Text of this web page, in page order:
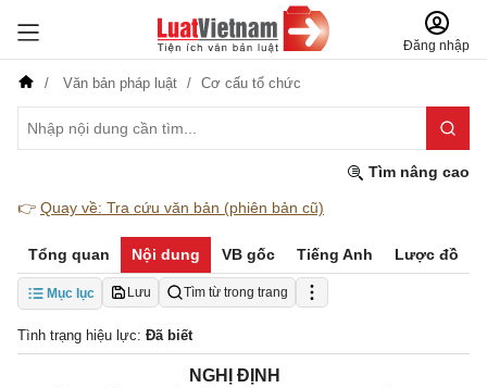
Đăng nhập
Văn bản pháp luật Cơ cấu tổ chức
Tìm nâng cao
👉 Quay về: Tra cứu văn bản (phiên bản cũ)
Tổng quan Nội dung VB gốc Tiếng Anh Lược đồ
Mục lục Lưu Tìm từ trong trang
Tình trạng hiệu lực: Đã biết
NGHỊ ĐỊNH